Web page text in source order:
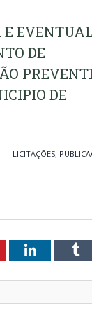
E EVENTUAL
DE
DE
LICITAÇÕES,
LinkedIn